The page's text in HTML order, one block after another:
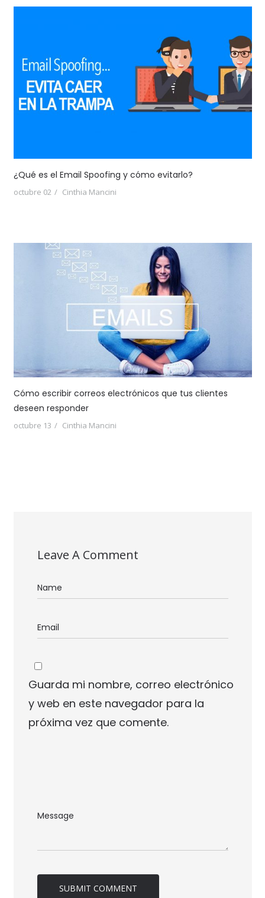
¿Qué es el Email Spoofing y cómo evitarlo?
octubre 02 Cinthia Mancini
Cómo escribir correos electrónicos que tus clientes
deseen responder
octubre 13 Cinthia Mancini
Leave A Comment
Guarda mi nombre, correo electrónico
y web en este navegador para la
próxima vez que comente.